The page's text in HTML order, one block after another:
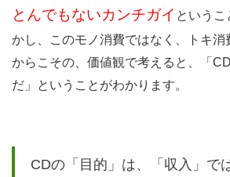
が
先〜
3.1
こと
とんでもないカンチガイ というこ
かし、このモノ消費ではなく、トキ消
からこその、価値観で考えると、「
だ」ということがわかります。
CDの「目的」は、「収入」で